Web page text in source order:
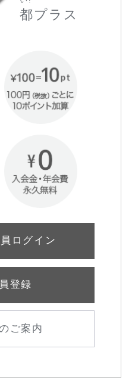
都プラス
ログイン
登録
ご案内